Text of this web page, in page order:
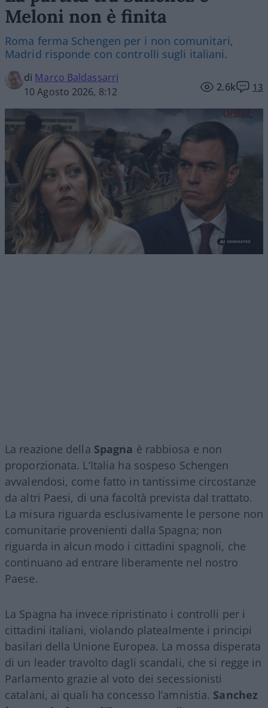
Meloni non è finita
Roma ferma Schengen per i non comunitari,
Madrid risponde con controlli sugli italiani.
di Marco Baldassarri
10 Agosto 2026, 8:12
2.6k 13
La reazione della Spagna è rabbiosa e non
proporzionata. L’Italia ha sospeso Schengen
avvalendosi, come fatto in tantissime circostanze
da altri Paesi, di una facoltà prevista dal trattato.
La misura riguarda esclusivamente le persone non
comunitarie provenienti dalla Spagna; non
riguarda in alcun modo i cittadini spagnoli, che
continuano ad entrare liberamente nel nostro
Paese.
La Spagna ha invece ripristinato i controlli per i
cittadini italiani, violando platealmente i principi
basilari della Unione Europea. La mossa disperata
di un leader travolto dagli scandali, che si regge in
Parlamento grazie al voto dei secessionisti
catalani, ai quali ha concesso l’amnistia. Sanchez